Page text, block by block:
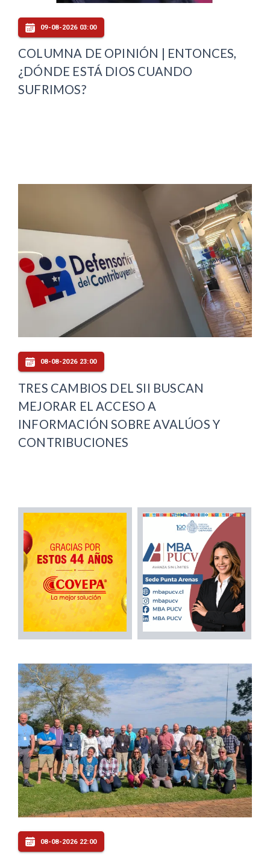
09-08-2026 03:00
COLUMNA DE OPINIÓN | ENTONCES,
¿DÓNDE ESTÁ DIOS CUANDO
SUFRIMOS?
08-08-2026 23:00
TRES CAMBIOS DEL SII BUSCAN
MEJORAR EL ACCESO A
INFORMACIÓN SOBRE AVALÚOS Y
CONTRIBUCIONES
08-08-2026 22:00